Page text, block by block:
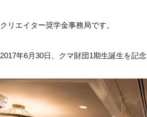
クリエイター奨学金事務局です。
2017年6月30日、クマ財団1期生誕生を記